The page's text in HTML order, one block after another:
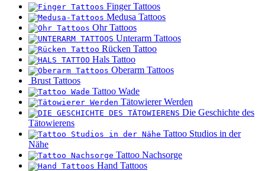
Finger Tattoos
Medusa Tattoos
Ohr Tattoos
Unterarm Tattoos
Rücken Tattoo
Hals Tattoo
Oberarm Tattoos
Brust Tattoos
Tattoo Wade
Tätowierer Werden
Die Geschichte des
Tätowierens
Tattoo Studios in der
Nähe
Tattoo Nachsorge
Hand Tattoos